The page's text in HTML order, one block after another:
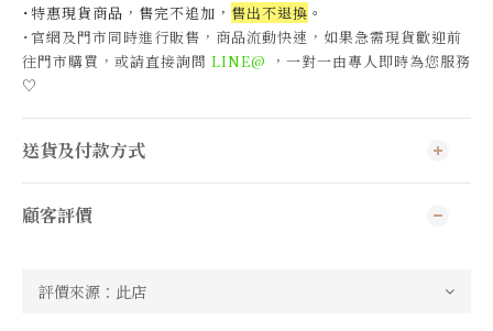
˙特惠現貨商品，售完不追加， 售出不退換 。
˙官網及門市同時進行販售，商品流動快速，如果急需現貨歡迎前
往門市購買，或請直接詢問 LINE@ ，一對一由專人即時為您服務
♡
送貨及付款方式
顧客評價